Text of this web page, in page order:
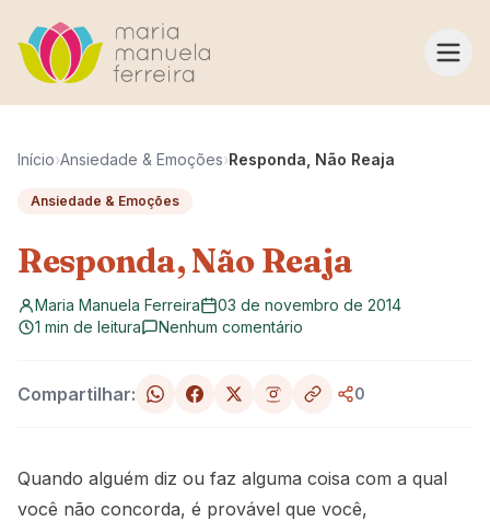
Início›Ansiedade & Emoções›Responda, Não Reaja
Ansiedade & Emoções
Responda, Não Reaja
Maria Manuela Ferreira
03 de novembro de 2014
1 min de leitura
Nenhum comentário
Compartilhar: 0
Quando alguém diz ou faz alguma coisa com a qual
você não concorda, é provável que você,